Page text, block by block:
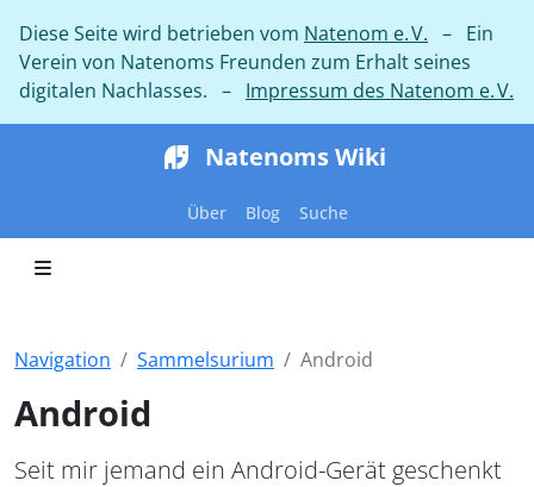
Diese Seite wird betrieben vom Natenom e. V. – Ein
Verein von Natenoms Freunden zum Erhalt seines
digitalen Nachlasses. – Impressum des Natenom e. V.
Natenoms Wiki
Über Blog Suche
Navigation Sammelsurium Android
Android
Seit mir jemand ein Android-Gerät geschenkt